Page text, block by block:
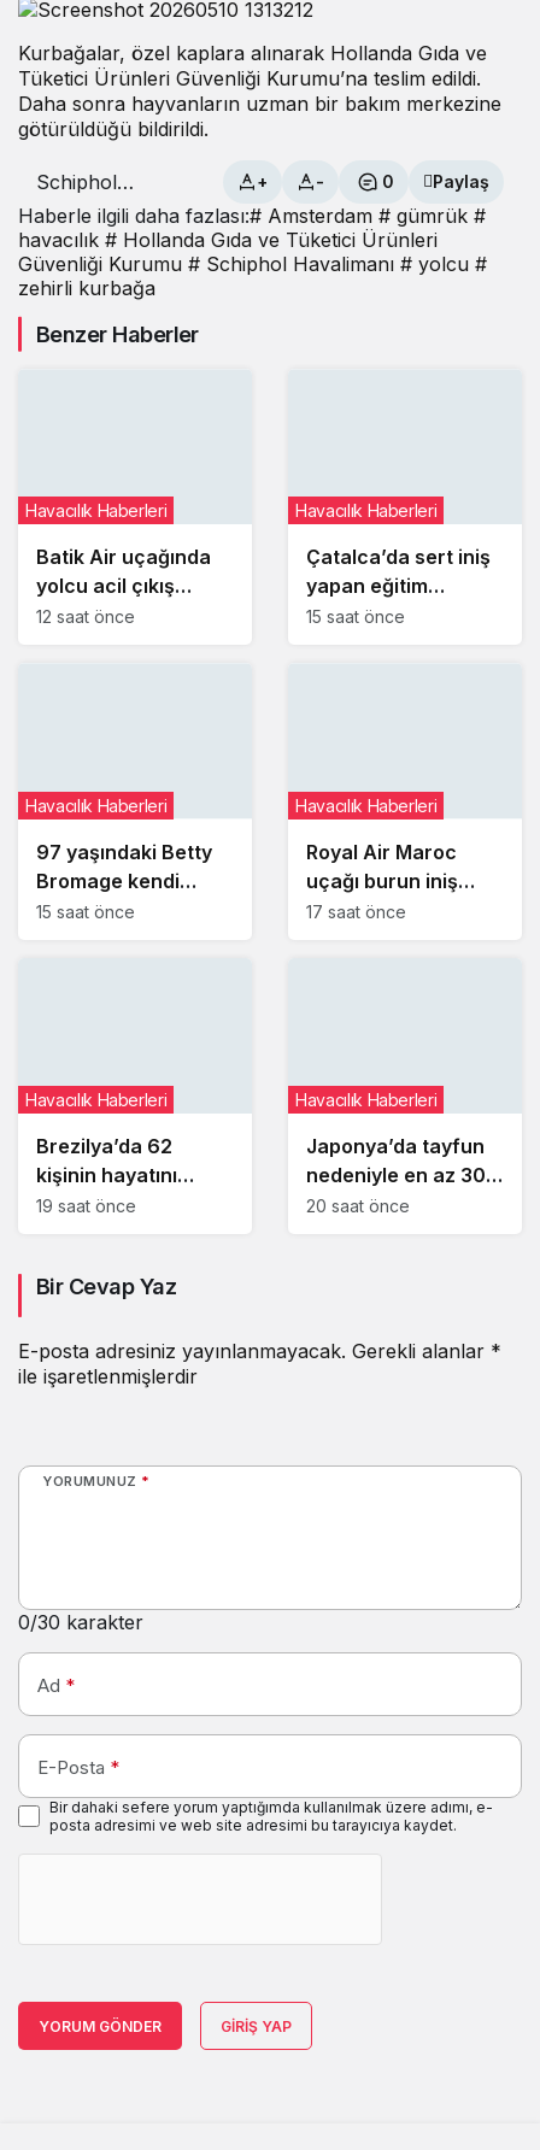
Kurbağalar, özel kaplara alınarak Hollanda Gıda ve
Tüketici Ürünleri Güvenliği Kurumu’na teslim edildi.
Daha sonra hayvanların uzman bir bakım merkezine
götürüldüğü bildirildi.
Schiphol
Havalimanı
tuvaletinde
zehirli
kurbağalar
bulundu
+ - 0 Paylaş
Haberle ilgili daha fazlası:# Amsterdam # gümrük #
havacılık # Hollanda Gıda ve Tüketici Ürünleri
Güvenliği Kurumu # Schiphol Havalimanı # yolcu #
zehirli kurbağa
Benzer Haberler
Batik Air uçağında
yolcu acil çıkış
kapısını açmaya
Havacılık Haberleri
12 saat önce
Çatalca’da sert iniş
yapan eğitim
uçağındaki öğrenci
Havacılık Haberleri
15 saat önce
97 yaşındaki Betty
Bromage kendi
dünya rekorunu
Havacılık Haberleri
15 saat önce
Royal Air Maroc
uçağı burun iniş
takımı arızası
Havacılık Haberleri
17 saat önce
Brezilya’da 62
kişinin hayatını
kaybettiği Voepass
Havacılık Haberleri
19 saat önce
Japonya’da tayfun
nedeniyle en az 300
iç hat seferi iptal
Havacılık Haberleri
20 saat önce
Bir Cevap Yaz
E-posta adresiniz yayınlanmayacak. Gerekli alanlar *
ile işaretlenmişlerdir
YORUMUNUZ *
0/30 karakter
Ad *
E-Posta *
Bir dahaki sefere yorum yaptığımda kullanılmak üzere adımı, e-
posta adresimi ve web site adresimi bu tarayıcıya kaydet.
YORUM GÖNDER GIRIŞ YAP